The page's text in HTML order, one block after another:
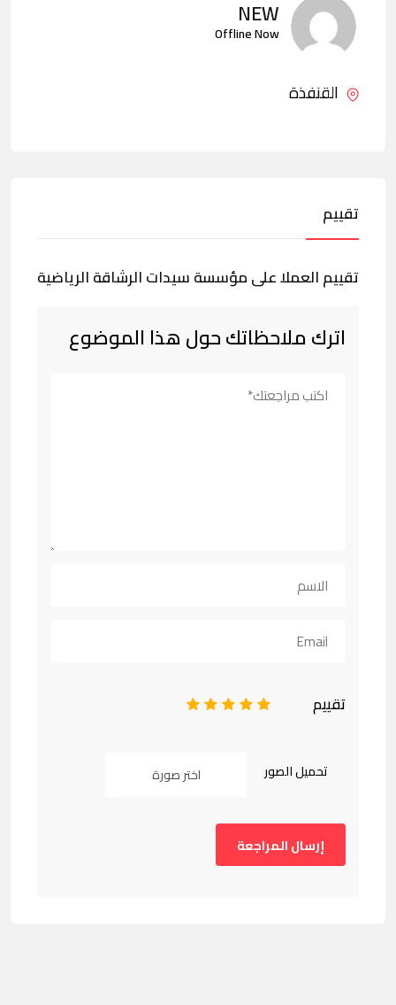
NEW
Offline Now
القنفذة
تقييم
تقييم العملا على مؤسسة سيدات الرشاقة الرياضية
اترك ملاحظاتك حول هذا الموضوع
تقييم 5
4
3
2
تحميل الصور اختر صورة